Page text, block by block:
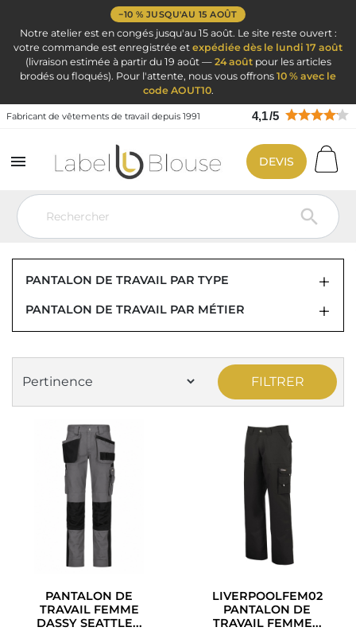
−10 % JUSQU'AU 15 AOÛT
Notre atelier est en congés jusqu'au 15 août. Le site reste ouvert :
votre commande est enregistrée et expédiée dès le lundi 17 août
(livraison estimée à partir du 19 août — 24 aoûtpour les articles
brodés ou floqués). Pour l'attente, nous vous offrons 10 % avec le
code AOUT10.
Fabricant de vêtements de travail depuis 1991 4,1/5


DEVIS
Vêtement de travail Vêtement de travail
Pantalon de travail
PANTALON DE TRAVAIL POUR FEMME
PANTALON DE TRAVAIL PAR TYPE
PANTALON DE TRAVAIL PAR MÉTIER
FILTRER
PANTALON DE
TRAVAIL FEMME
DASSY SEATTLE...
LIVERPOOLFEM02
PANTALON DE
TRAVAIL FEMME...